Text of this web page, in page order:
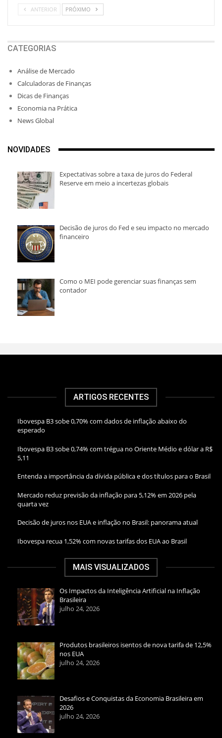
ANTERIOR PRÓXIMO
CATEGORIAS
Análise de Mercado
Calculadoras de Finanças
Dicas de Finanças
Economia na Prática
News Global
NOVIDADES
Expectativas sobre a taxa de juros do Federal
Reserve em meio a incertezas globais
Decisão de juros do Fed e seu impacto no mercado
financeiro
Como o MEI pode gerenciar suas finanças sem
contador
ARTIGOS RECENTES
Ibovespa B3 sobe 0,70% com dados de inflação abaixo do
esperado
Ibovespa B3 sobe 0,74% com trégua no Oriente Médio e dólar a R$
5,11
Entenda a importância da dívida pública e dos títulos para o Brasil
Mercado reduz previsão da inflação para 5,12% em 2026 pela
quarta vez
Decisão de juros nos EUA e inflação no Brasil: panorama atual
Ibovespa recua 1,52% com novas tarifas dos EUA ao Brasil
MAIS VISUALIZADOS
Os Impactos da Inteligência Artificial na Inflação
Brasileira
julho 24, 2026
Produtos brasileiros isentos de nova tarifa de 12,5%
nos EUA
julho 24, 2026
Desafios e Conquistas da Economia Brasileira em
2026
julho 24, 2026